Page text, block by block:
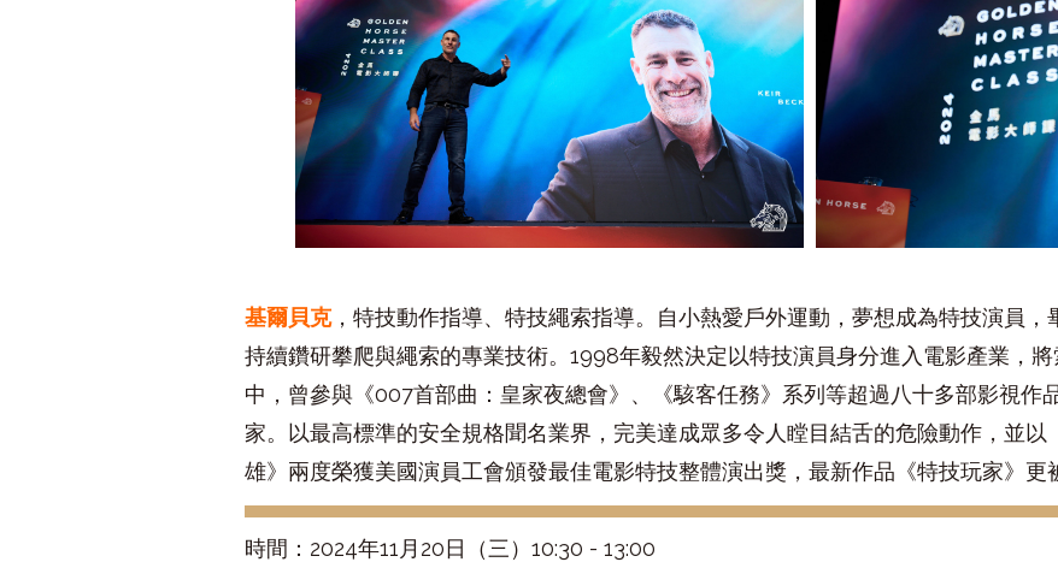
基爾貝克，特技動作指導、特技繩索指導。自小熱愛戶外運動，夢想成為特技演員
持續鑽研攀爬與繩索的專業技術。1998年毅然決定以特技演員身分進入電影產業，
中，曾參與《007首部曲：皇家夜總會》、《駭客任務》系列等超過八十多部影視作
家。以最高標準的安全規格聞名業界，完美達成眾多令人瞠目結舌的危險動作，並
雄》兩度榮獲美國演員工會頒發最佳電影特技整體演出獎，最新作品《特技玩家》更
時間：2024年11月20日（三）10:30 - 13:00